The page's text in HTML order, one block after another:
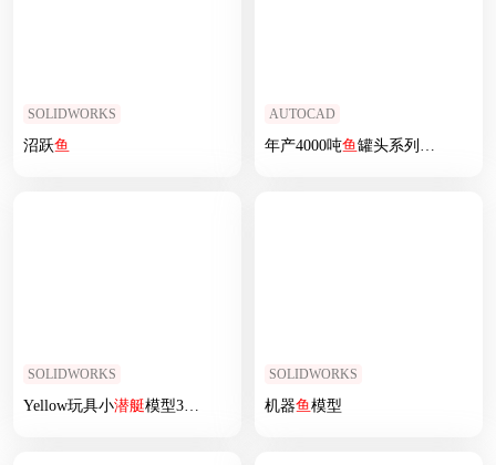
SOLIDWORKS
沼跃鱼
AUTOCAD
年产4000吨鱼罐头系列产品工厂
SOLIDWORKS
Yellow玩具小潜艇模型3D图纸 Solidworks 设计
SOLIDWORKS
机器鱼模型